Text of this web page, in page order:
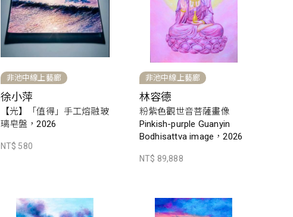
非池中線上藝廊
徐小萍
【光】「值得」手工熔融玻
璃皂盤，2026
NT$ 580
非池中線上藝廊
林容德
粉紫色觀世音菩薩畫像
Pinkish-purple Guanyin
Bodhisattva image，2026
NT$ 89,888